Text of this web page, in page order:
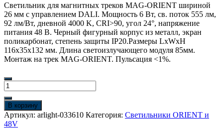
Светильник для магнитных треков MAG-ORIENT шириной
26 мм с управлением DALI. Мощность 6 Вт, св. поток 555 лм,
92 лм/Вт, дневной 4000 K, CRI>90, угол 24°, напряжение
питания 48 В. Черный фигурный корпус из металл, экран
поликарбонат, степень защиты IP20.Размеры LxWxH
116x35x132 мм. Длина светоизлучающего модуля 85мм.
Монтаж на трек MAG-ORIENT. Пульсация <1%.
Количество
товара
Светильник
MAG-
ORIENT-
FLAT-
В корзину
Артикул: arlight-033610 Категория: Светильники ORIENT и
48V